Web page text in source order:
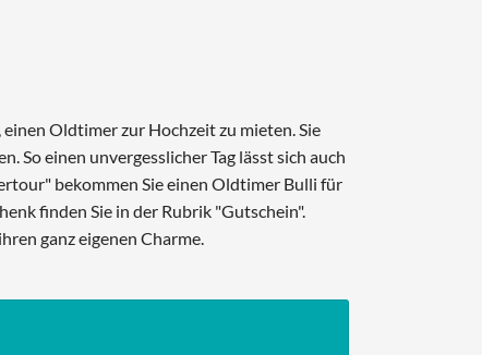
Oldtimer zur Hochzeit zu mieten. Sie
So einen unvergesslicher Tag lässt sich auch
bekommen Sie einen Oldtimer Bulli für
finden Sie in der Rubrik "Gutschein".
ganz eigenen Charme.